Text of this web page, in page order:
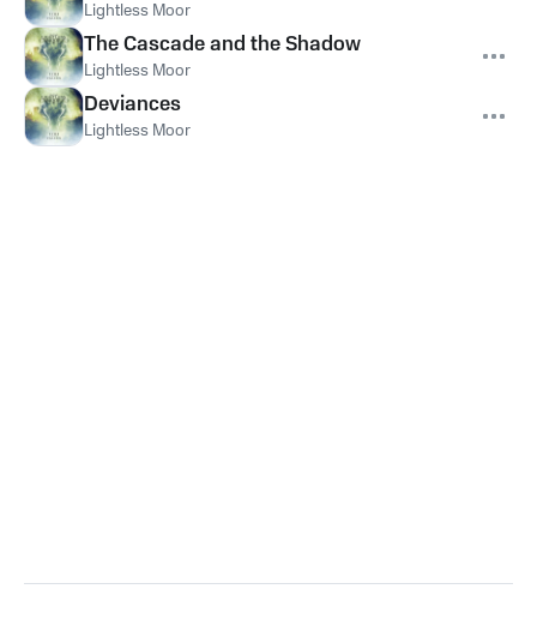
Lightless Moor
The Cascade and the Shadow
Lightless Moor
Deviances
Lightless Moor